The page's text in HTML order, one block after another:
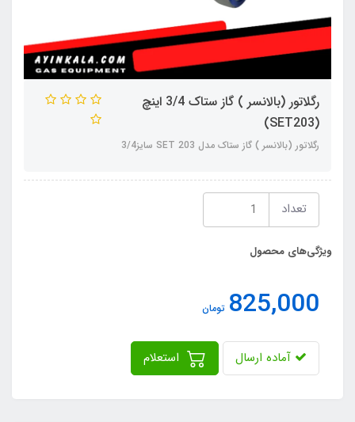
رگلاتور (بالانسر ) گاز ستاک 3/4 اینچ
(SET203)
رگلاتور (بالانسر ) گاز ستاک مدل SET 203 سایز3/4
تعداد
ویژگی‌های محصول
825,000 تومان
آماده ارسال استعلام